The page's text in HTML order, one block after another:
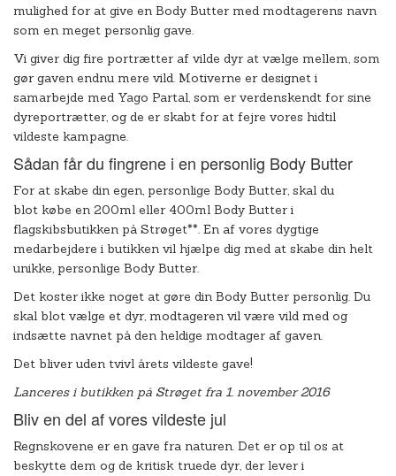
mulighed for at give en Body Butter med modtagerens navn
som en meget personlig gave.
Vi giver dig fire portrætter af vilde dyr at vælge mellem, som
gør gaven endnu mere vild. Motiverne er designet i
samarbejde med Yago Partal, som er verdenskendt for sine
dyreportrætter, og de er skabt for at fejre vores hidtil
vildeste kampagne.
Sådan får du fingrene i en personlig Body Butter
For at skabe din egen, personlige Body Butter, skal du
blot købe en 200ml eller 400ml Body Butter i
flagskibsbutikken på Strøget**. En af vores dygtige
medarbejdere i butikken vil hjælpe dig med at skabe din helt
unikke, personlige Body Butter.
Det koster ikke noget at gøre din Body Butter personlig. Du
skal blot vælge et dyr, modtageren vil være vild med og
indsætte navnet på den heldige modtager af gaven.
Det bliver uden tvivl årets vildeste gave!
Lanceres i butikken på Strøget fra 1. november 2016
Bliv en del af vores vildeste jul
Regnskovene er en gave fra naturen. Det er op til os at
beskytte dem og de kritisk truede dyr, der lever i